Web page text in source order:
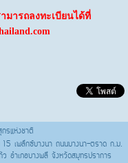
มารถลงทะเบียนได้ที่
รแห่งชาติ
เพล๊กซ์บางนา ถนนบางนา-ตราด ก.ม.
อำเภอบางพลี จังหวัดสมุทรปราการ